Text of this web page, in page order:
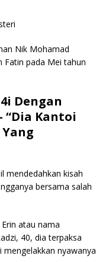
Nik Mohamad
Fatin pada Mei tahun
Dengan
“Dia Kantoi
mendedahkan kisah
bersama salah
atau nama
40, dia terpaksa
nyawanya